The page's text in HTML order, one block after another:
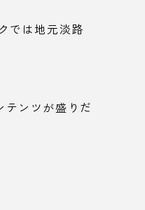
では地元淡路
テンツが盛りだ